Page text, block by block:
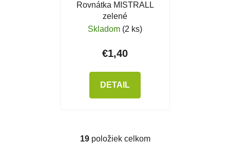
Rovnátka MISTRALL
zelené
Skladom (2 ks)
€1,40
DETAIL
Ovládacie prvky výpisu
19položiek celkom